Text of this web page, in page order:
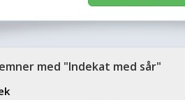
med "Indekat med sår"